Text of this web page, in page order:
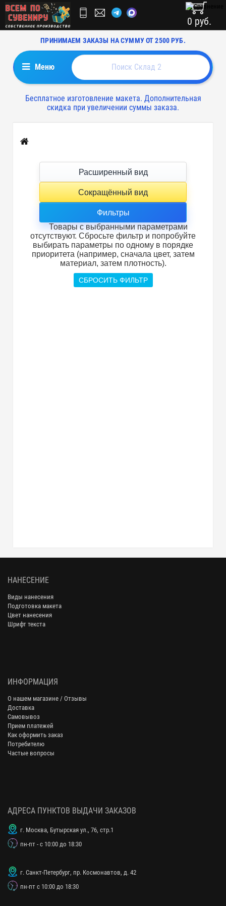
ПРИНИМАЕМ ЗАКАЗЫ НА СУММУ ОТ 2500 РУБ.
0 руб.
Меню
Бесплатное изготовление макета. Дополнительная
скидка при увеличении суммы заказа.
Главная
Расширенный вид
Сокращённый вид
Фильтры
Товары с выбранными параметрами
отсутствуют. Сбросьте фильтр и попробуйте
выбирать параметры по одному в порядке
приоритета (например, сначала цвет, затем
материал, затем плотность).
СБРОСИТЬ ФИЛЬТР
НАНЕСЕНИЕ
Виды нанесения
Подготовка макета
Цвет нанесения
Шрифт текста
ИНФОРМАЦИЯ
О нашем магазине / Отзывы
Доставка
Самовывоз
Прием платежей
Как оформить заказ
Потребителю
Частые вопросы
АДРЕСА ПУНКТОВ ВЫДАЧИ ЗАКАЗОВ
г. Москва, Бутырская ул., 76, стр.1
пн-пт - с 10:00 до 18:30
г. Санкт-Петербург, пр. Космонавтов, д. 42
пн-пт с 10:00 до 18:30